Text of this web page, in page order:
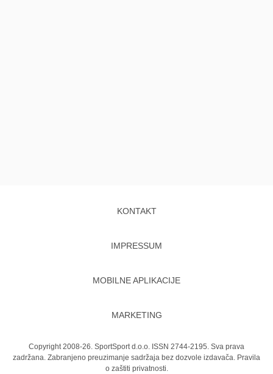
KONTAKT
IMPRESSUM
MOBILNE APLIKACIJE
MARKETING
Copyright 2008-26. SportSport d.o.o. ISSN 2744-2195. Sva prava
zadržana. Zabranjeno preuzimanje sadržaja bez dozvole izdavača. Pravila
o zaštiti privatnosti.